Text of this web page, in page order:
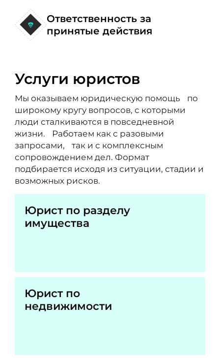
Ответственность за
принятые действия
Услуги юристов
Мы оказываем юридическую помощь по
широкому кругу вопросов, с которыми
люди сталкиваются в повседневной
жизни. Работаем как с разовыми
запросами, так и с комплексным
сопровождением дел. Формат
подбирается исходя из ситуации, стадии и
возможных рисков.
Юрист по разделу
имущества
Юрист по
недвижимости